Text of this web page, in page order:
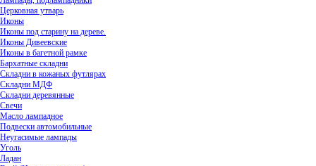
Церковная утварь
Иконы
Иконы под старину на дереве.
Иконы Дивеевские
Иконы в багетной рамке
Бархатные складни
Складни в кожаных футлярах
Складни МДФ
Складни деревянные
Свечи
Масло лампадное
Подвески автомобильные
Неугасимые лампады
Уголь
Ладан